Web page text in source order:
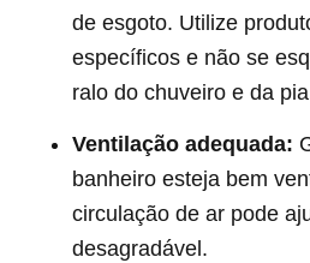
de esgoto. Utilize
específicos e não se
ralo do chuveiro e da
Ventilação adequada:
banheiro esteja bem
circulação de ar pode
desagradável.